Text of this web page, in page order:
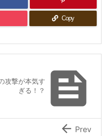
Copy

攻撃が本気す
ぎる！？
 Prev